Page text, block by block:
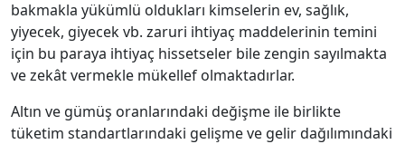
bakmakla yükümlü oldukları kimselerin ev, sağlık,
yiyecek, giyecek vb. zaruri ihtiyaç maddelerinin temini
için bu paraya ihtiyaç hissetseler bile zengin sayılmakta
ve zekât vermekle mükellef olmaktadırlar.
Altın ve gümüş oranlarındaki değişme ile birlikte
tüketim standartlarındaki gelişme ve gelir dağılımındaki